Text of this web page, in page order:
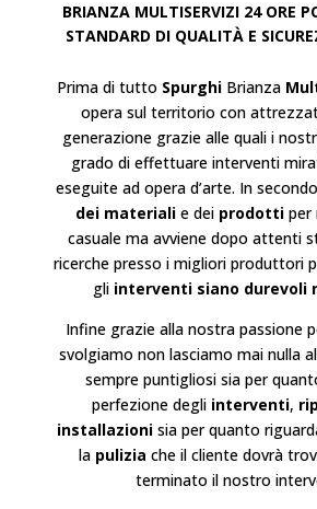
BRIANZA MULTISERVIZI 24 ORE
STANDARD DI QUALITÀ E
Prima di tutto Spurghi Brianza
opera sul territorio con
generazione grazie alle quali i
grado di effettuare interventi
eseguite ad opera d’arte. In
dei materiali e dei prodotti per
casuale ma avviene dopo attenti
ricerche presso i migliori produttori
gli interventi siano durevoli
Infine grazie alla nostra passione
svolgiamo non lasciamo mai nulla
sempre puntigliosi sia per
perfezione degli interventi,
installazionisia per quanto
la pulizia che il cliente dovrà
terminato il nostro